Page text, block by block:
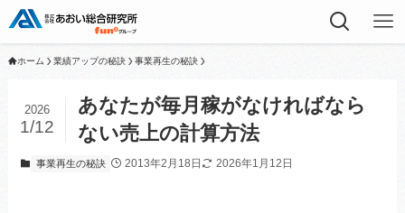
ホーム 業績アップの秘訣 事業再生の秘訣
あなたが毎月稼がなければなら
ない売上の計算方法
2026
1/12
事業再生の秘訣 2013年2月18日 2026年1月12日